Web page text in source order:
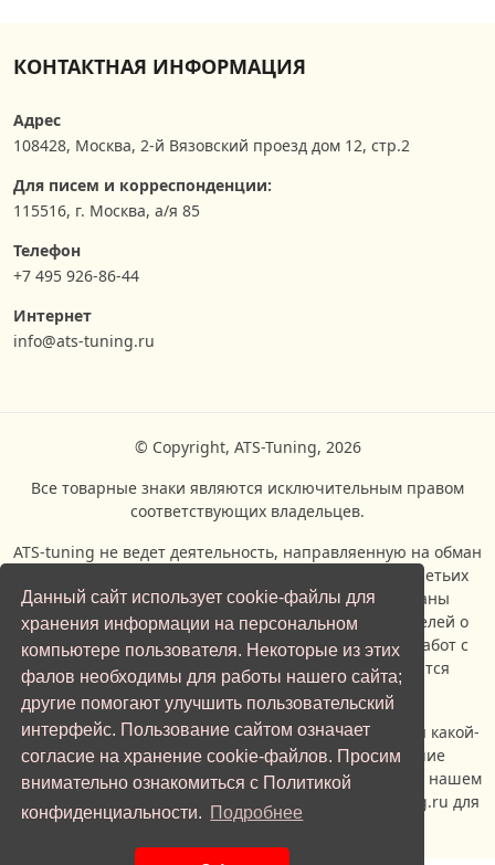
Данный сайт использует cookie-файлы для
хранения информации на персональном
компьютере пользователя. Некоторые из этих
фалов необходимы для работы нашего сайта;
другие помогают улучшить пользовательский
интерфейс. Пользование сайтом означает
согласие на хранение cookie-файлов. Просим
внимательно ознакомиться с Политикой
конфиденциальности. Подробнее
КОНТАКТНАЯ ИНФОРМАЦИЯ
Адрес
108428, Москва, 2-й Вязовский проезд дом 12, стр.2
Для писем и корреспонденции:
115516, г. Москва, а/я 85
Телефон
+7 495 926-86-44
Интернет
info@ats-tuning.ru
© Copyright, ATS-Tuning, 2026
Все товарные знаки являются исключительным правом
соответствующих владельцев.
ATS-tuning не ведет деятельность, направляенную на обман
покупателей с использованием товарных знаков третьих
сторон.Все логотипы всех торговых марок показаны
исключительно с целью информирования посетителей о
возможности проведения ремонтых и сервисных работ с
автомобилями, производителями которых являются
владельцы торговых марок.
Если вы являетесь представителем правообладателя какой-
либо торговой марки, и вас не устраивает наличие
изображения логотипа указанной торговой марки на нашем
сайте, просьба обратиться по адерсу info@ats-tuning.ru для
урегулирования спорной ситуации.